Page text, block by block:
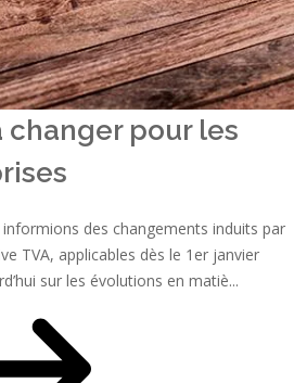
changer pour les
des changements induits par
TVA, applicables dès le 1er janvier
sur les évolutions en matiè...